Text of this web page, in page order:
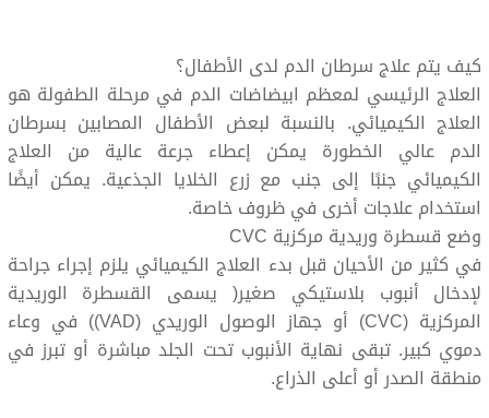
كيف يتم علاج سرطان الدم لدى الأطفال؟
العلاج الرئيسي لمعظم ابيضاضات الدم في مرحلة الطفولة هو
العلاج الكيميائي. بالنسبة لبعض الأطفال المصابين بسرطان
الدم عالي الخطورة يمكن إعطاء جرعة عالية من العلاج
الكيميائي جنبًا إلى جنب مع زرع الخلايا الجذعية. يمكن أيضًا
استخدام علاجات أخرى في ظروف خاصة.
وضع قسطرة وريدية مركزية CVC
في كثير من الأحيان قبل بدء العلاج الكيميائي يلزم إجراء جراحة
لإدخال أنبوب بلاستيكي صغير( يسمى القسطرة الوريدية
المركزية (CVC) أو جهاز الوصول الوريدي (VAD)) في وعاء
دموي كبير. تبقى نهاية الأنبوب تحت الجلد مباشرة أو تبرز في
منطقة الصدر أو أعلى الذراع.